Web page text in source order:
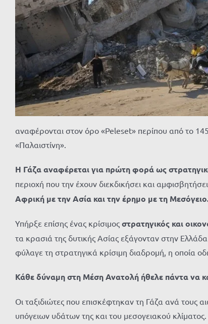
αναφέρονται στον όρο «Peleset» περίπου από το
«Παλαιστίνη».
Η Γάζα αναφέρεται για πρώτη φορά ως
περιοχή που την έχουν διεκδικήσει και
Αφρική με την Ασία και την έρημο με τη
Υπήρξε επίσης ένας κρίσιμος στρατηγικός και
τα κρασιά της δυτικής Ασίας εξάγονταν στην Ελλάδα
φύλαγε τη στρατηγικά κρίσιμη διαδρομή, η οποία
Κάθε δύναμη στη Μέση Ανατολή ήθελε πάντα να
Οι ταξιδιώτες που επισκέφτηκαν τη Γάζα ανά τους
υπόγειων υδάτων της και του μεσογειακού